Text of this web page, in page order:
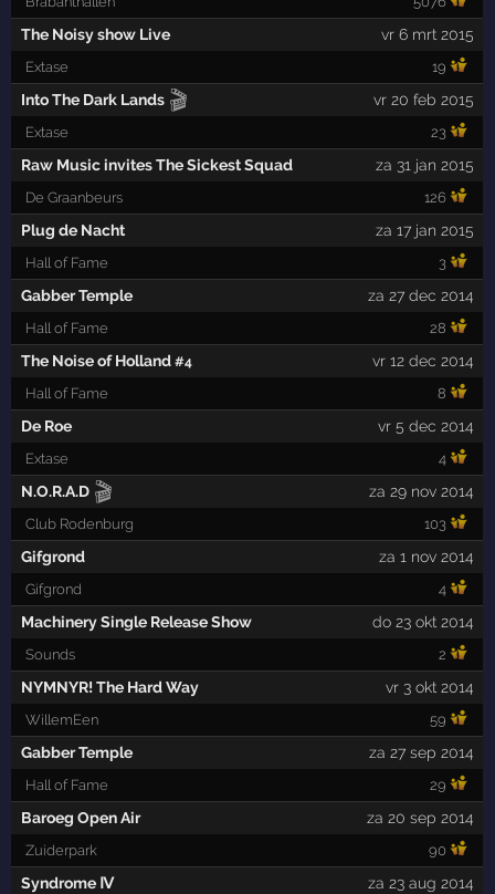
The Noisy show Live vr 6 mrt 2015
Extase 19
Into The Dark Lands 🎬 vr 20 feb 2015
Extase 23
Raw Music invites The Sickest Squad za 31 jan 2015
De Graanbeurs 126
Plug de Nacht za 17 jan 2015
Hall of Fame 3
Gabber Temple za 27 dec 2014
Hall of Fame 28
The Noise of Holland #4 vr 12 dec 2014
Hall of Fame 8
De Roe vr 5 dec 2014
Extase 4
N.O.R.A.D 🎬 za 29 nov 2014
Club Rodenburg 103
Gifgrond za 1 nov 2014
Gifgrond 4
Machinery Single Release Show do 23 okt 2014
Sounds 2
NYMNYR! The Hard Way vr 3 okt 2014
WillemEen 59
Gabber Temple za 27 sep 2014
Hall of Fame 29
Baroeg Open Air za 20 sep 2014
Zuiderpark 90
Syndrome Ⅳ za 23 aug 2014